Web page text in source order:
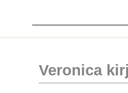
Veronica